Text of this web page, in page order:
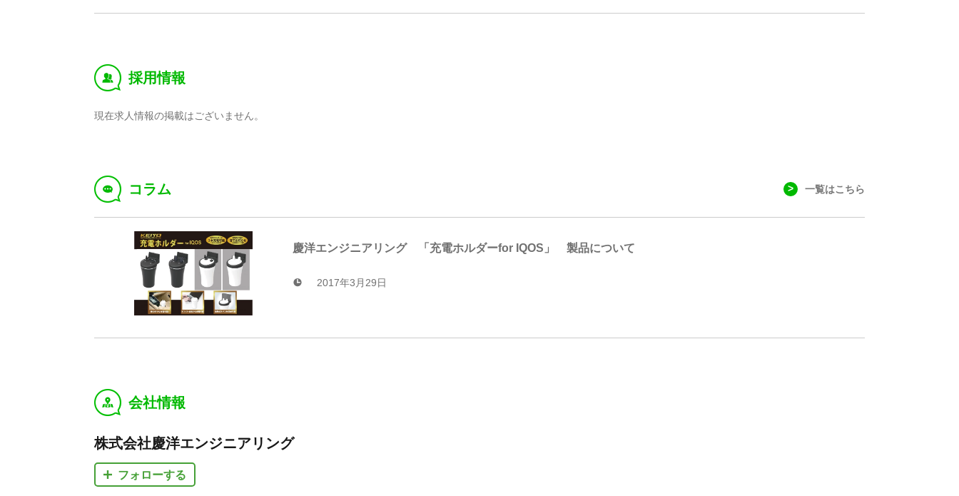
‰ 採用情報
現在求人情報の掲載はございません。
f コラム 一覧はこちら
慶洋エンジニアリング 「充電ホルダーfor IQOS」 製品について
2017年3月29日
y 会社情報
株式会社慶洋エンジニアリング
フォローする